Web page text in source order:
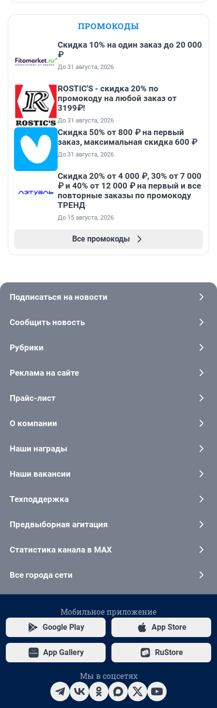
ПРОМОКОДЫ
Скидка 10% на один заказ до 20 000
₽
До 31 августа, 2026
ROSTIC'S - скидка 20% по
промокоду на любой заказ от
3199₽!
До 31 августа, 2026
Скидка 50% от 800 ₽ на первый
заказ, максимальная скидка 600 ₽
До 31 августа, 2026
Скидка 20% от 4 000 ₽, 30% от 7 000
₽ и 40% от 12 000 ₽ на первый и все
повторные заказы по промокоду
ТРЕНД
До 15 августа, 2026
Все промокоды
Подписаться на новости
Сообщить новость
Рубрики
Реклама на сайте
Прайс-лист
О компании
Наши награды
Наши вакансии
Техподдержка
Предвыборная агитация
Статистика канала в MAX
Все города сети
Мобильное приложение
Google Play App Store
App Gallery RuStore
Мы в соцсетях